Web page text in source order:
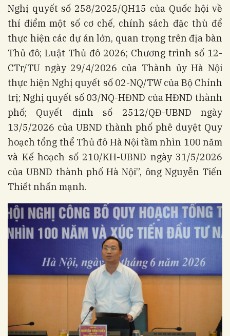
Nghị quyết số 258/2025/QH15 của Quốc hội về
thí điểm một số cơ chế, chính sách đặc thù để
thực hiện các dự án lớn, quan trọng trên địa bàn
Thủ đô; Luật Thủ đô 2026; Chương trình số 12-
CTr/TU ngày 29/4/2026 của Thành ủy Hà Nội
thực hiện Nghị quyết số 02-NQ/TW của Bộ Chính
trị; Nghị quyết số 03/NQ-HĐND của HĐND thành
phố; Quyết định số 2512/QĐ-UBND ngày
13/5/2026 của UBND thành phố phê duyệt Quy
hoạch tổng thể Thủ đô Hà Nội tầm nhìn 100 năm
và Kế hoạch số 210/KH-UBND ngày 31/5/2026
của UBND thành phố Hà Nội”, ông Nguyễn Tiến
Thiết nhấn mạnh.